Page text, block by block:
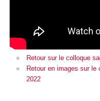
Retour sur le colloque
Retour en images sur le
2022